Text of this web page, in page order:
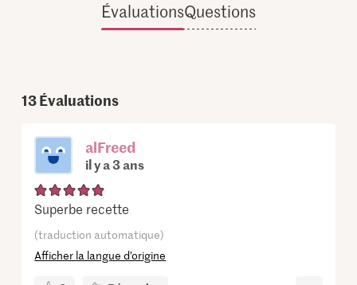
ÉvaluationsQuestions
13Évaluations
alFreed
il y a 3 ans
Superbe recette
(traduction automatique)
Afficher la langue d’origine